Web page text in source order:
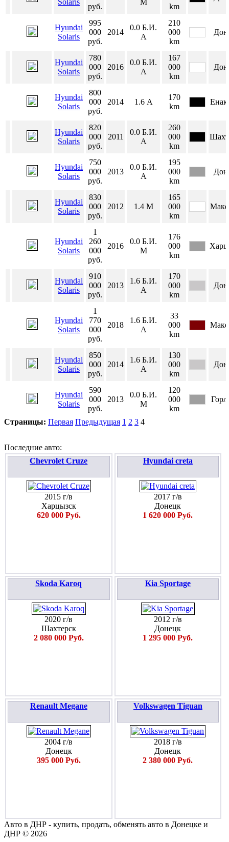
Solaris
руб.
М
km
Hyundai
Solaris
995
000
руб.
2014
0.0 Б.И.
А
210
000
km
Hyundai
Solaris
780
000
руб.
2016
0.0 Б.И.
А
167
000
km
Hyundai
Solaris
800
000
руб.
2014 1.6 А
170
km
Hyundai
Solaris
820
000
руб.
2011
0.0 Б.И.
А
260
000
km
Hyundai
Solaris
750
000
руб.
2013
0.0 Б.И.
А
195
000
km
Hyundai
Solaris
830
000
руб.
2012 1.4 М
165
000
km
Hyundai
Solaris
1
260
000
руб.
2016
0.0 Б.И.
М
176
000
km
Hyundai
Solaris
910
000
руб.
2013
1.6 Б.И.
А
170
000
km
Hyundai
Solaris
1
770
000
руб.
2018
1.6 Б.И.
А
33
000
km
Hyundai
Solaris
850
000
руб.
2014
1.6 Б.И.
А
130
000
km
Hyundai
Solaris
590
000
руб.
2013
0.0 Б.И.
М
120
000
km
Страницы: Первая Предыдущая 1 2 3 4
Последние авто:
Chevrolet Cruze
2015 г/в
Харцызск
620 000 Руб.
Hyundai creta
2017 г/в
Донецк
1 620 000 Руб.
Skoda Karoq
2020 г/в
Шахтерск
2 080 000 Руб.
Kia Sportage
2012 г/в
Донецк
1 295 000 Руб.
Renault Megane
2004 г/в
Донецк
395 000 Руб.
Volkswagen Tiguan
2018 г/в
Донецк
2 380 000 Руб.
Авто в ДНР - купить, продать, обменять авто в Донецке и
ДНР © 2026